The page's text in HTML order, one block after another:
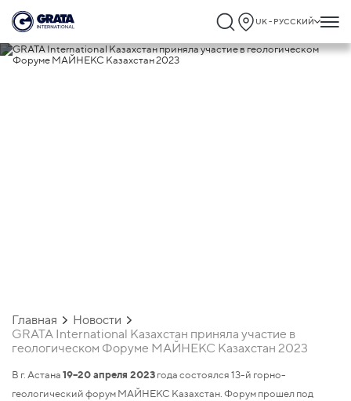
UK - РУССКИЙ
Главная
Новости
GRATA International Казахстан приняла участие в
геологическом Форуме МАЙНЕКС Казахстан 2023
В г. Астана19–20 апреля 2023года состоялся 13-й горно-
геологический форум МАЙНЕКС Казахстан. Форум прошел под